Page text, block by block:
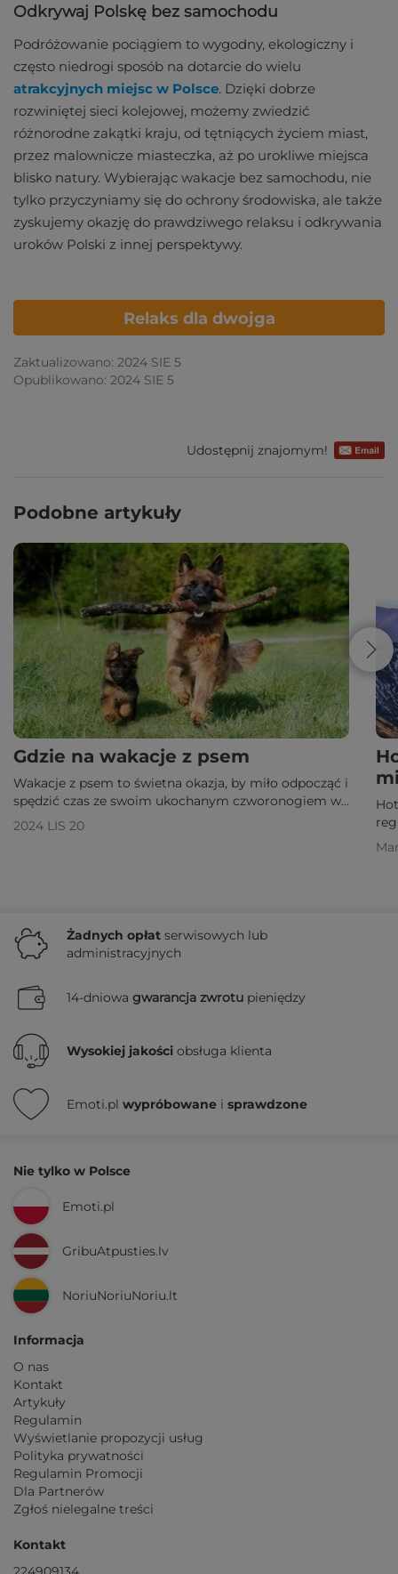
Odkrywaj Polskę bez samochodu
Podróżowanie pociągiem to wygodny, ekologiczny i
często niedrogi sposób na dotarcie do wielu
atrakcyjnych miejsc w Polsce. Dzięki dobrze
rozwiniętej sieci kolejowej, możemy zwiedzić
różnorodne zakątki kraju, od tętniących życiem miast,
przez malownicze miasteczka, aż po urokliwe miejsca
blisko natury. Wybierając wakacje bez samochodu, nie
tylko przyczyniamy się do ochrony środowiska, ale także
zyskujemy okazję do prawdziwego relaksu i odkrywania
uroków Polski z innej perspektywy.
Relaks dla dwojga
Zaktualizowano: 2024 SIE 5
Opublikowano: 2024 SIE 5
Udostępnij znajomym!
Podobne artykuły
Gdzie na wakacje z psem
Wakacje z psem to świetna okazja, by miło odpocząć i
spędzić czas ze swoim ukochanym czworonogiem w
ciekawym miejscu. Poznaj destynacje przyjazne
2024 LIS 20
Żadnych opłat serwisowych lub
administracyjnych
14-dniowa gwarancja zwrotu pieniędzy
Wysokiej jakości obsługa klienta
Emoti.pl wypróbowane i sprawdzone
Nie tylko w Polsce
Emoti.pl
GribuAtpusties.lv
NoriuNoriuNoriu.lt
Informacja
O nas
Kontakt
Artykuły
Regulamin
Wyświetlanie propozycji usług
Polityka prywatności
Regulamin Promocji
Dla Partnerów
Zgłoś nielegalne treści
Kontakt